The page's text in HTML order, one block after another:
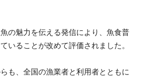
の魅力を伝える発信により、魚食普
いることが改めて評価されました。
も、全国の漁業者と利用者とともに